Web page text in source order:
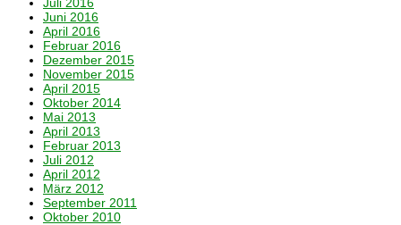
Juni 2016
April 2016
Februar 2016
Dezember 2015
November 2015
April 2015
Oktober 2014
Mai 2013
April 2013
Februar 2013
Juli 2012
April 2012
März 2012
September 2011
Oktober 2010